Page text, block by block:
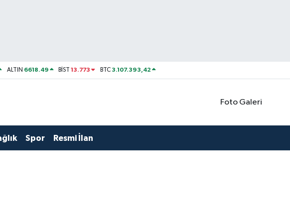
ALTIN 6618.49 BİST13.773 BTC3.107.393,42
Foto Galeri
Spor Resmi İlan